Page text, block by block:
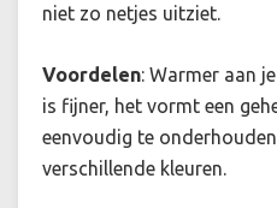
niet zo netjes uitziet.
Voordelen: Warmer aan
is fijner, het vormt een
eenvoudig te
verschillende kleuren.